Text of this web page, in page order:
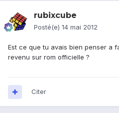
rubixcube
Posté(e) 14 mai 2012
Est ce que tu avais bien penser a
revenu sur rom officielle ?
Citer